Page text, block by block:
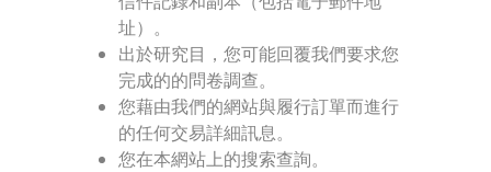
址）。
出於研究目，您可能回覆我們要求您
完成的的問卷調查。
您藉由我們的網站與履行訂單而進行
的任何交易詳細訊息。
您在本網站上的搜索查詢。